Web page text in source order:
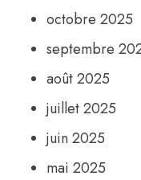
octobre 2025
septembre
août 2025
juillet 2025
juin 2025
mai 2025